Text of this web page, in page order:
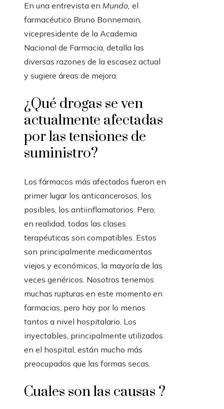
En una entrevista en Mundo, el
farmacéutico Bruno Bonnemain,
vicepresidente de la Academia
Nacional de Farmacia, detalla las
diversas razones de la escasez actual
y sugiere áreas de mejora.
¿Qué drogas se ven
actualmente afectadas
por las tensiones de
suministro?
Los fármacos más afectados fueron en
primer lugar los anticancerosos, los
posibles, los antiinflamatorios. Pero,
en realidad, todas las clases
terapéuticas son compatibles. Estos
son principalmente medicamentos
viejos y económicos, la mayoría de las
veces genéricos. Nosotros tenemos
muchas rupturas en este momento en
farmacias, pero hay por lo menos
tantos a nivel hospitalario. Los
inyectables, principalmente utilizados
en el hospital, están mucho más
preocupados que las formas secas.
Cuales son las causas ?